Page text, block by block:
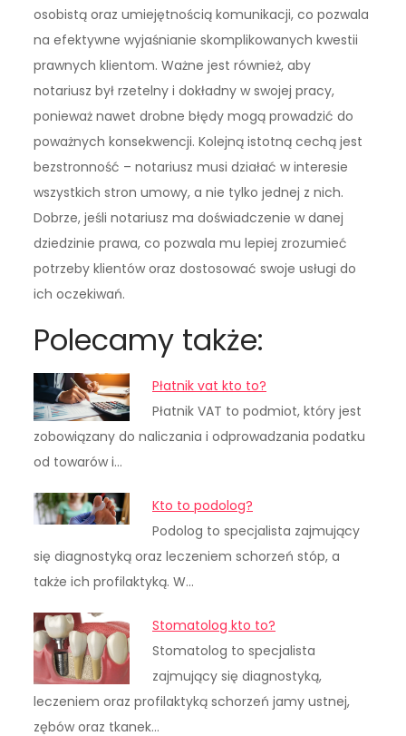
osobistą oraz umiejętnością komunikacji, co pozwala
na efektywne wyjaśnianie skomplikowanych kwestii
prawnych klientom. Ważne jest również, aby
notariusz był rzetelny i dokładny w swojej pracy,
ponieważ nawet drobne błędy mogą prowadzić do
poważnych konsekwencji. Kolejną istotną cechą jest
bezstronność – notariusz musi działać w interesie
wszystkich stron umowy, a nie tylko jednej z nich.
Dobrze, jeśli notariusz ma doświadczenie w danej
dziedzinie prawa, co pozwala mu lepiej zrozumieć
potrzeby klientów oraz dostosować swoje usługi do
ich oczekiwań.
Polecamy także:
Płatnik vat kto to?
Płatnik VAT to podmiot, który jest
zobowiązany do naliczania i odprowadzania podatku
od towarów i…
Kto to podolog?
Podolog to specjalista zajmujący
się diagnostyką oraz leczeniem schorzeń stóp, a
także ich profilaktyką. W…
Stomatolog kto to?
Stomatolog to specjalista
zajmujący się diagnostyką,
leczeniem oraz profilaktyką schorzeń jamy ustnej,
zębów oraz tkanek…